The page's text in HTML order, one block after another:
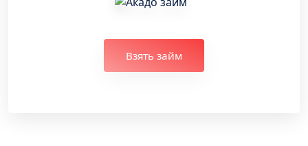
Взять займ